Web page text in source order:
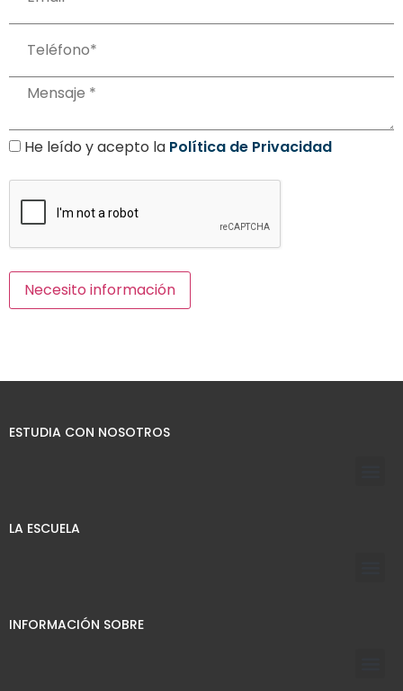
He leído y acepto la Política de Privacidad
ESTUDIA CON NOSOTROS
LA ESCUELA
INFORMACIÓN SOBRE